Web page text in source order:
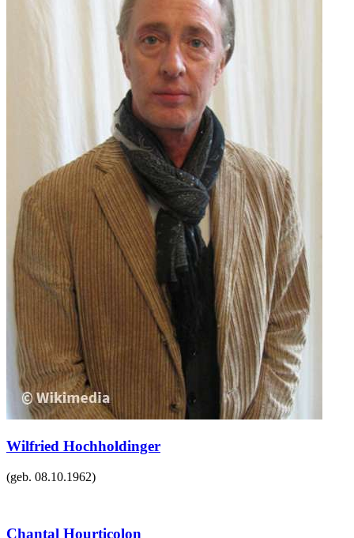
Wilfried Hochholdinger
(geb. 08.10.1962)
Chantal Hourticolon